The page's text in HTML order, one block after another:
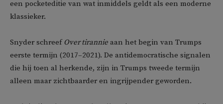
een pocketeditie van wat inmiddels geldt als een moderne
klassieker.
Snyder schreefOver tirannie aan het begin van Trumps
eerste termijn (2017–2021). De antidemocratische signalen
die hij toen al herkende, zijn in Trumps tweede termijn
alleen maar zichtbaarder en ingrijpender geworden.